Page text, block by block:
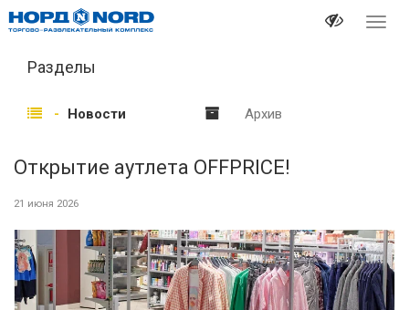
Разделы
Новости Архив
Открытие аутлета OFFPRICE!
21 июня 2026